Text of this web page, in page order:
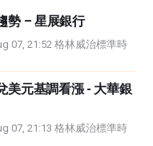
者在本文中提到的任何股票
業務關係。除了FXStreet，作
資訊的準確性、完整性或適用
錯誤，遺漏或任何損失，傷害
漏除外。本文作者和
任何投資建議。
勢 – 星展銀行
07, 21:52 格林威治標準時
美元基調看漲 - 大華銀
07, 21:13 格林威治標準時